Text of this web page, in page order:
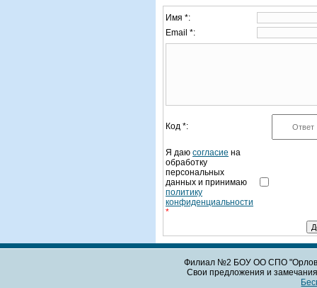
Имя *:
Email *:
Код *:
Я даю согласие на
обработку
персональных
данных и принимаю
политику
конфиденциальности
*
Филиал №2 БОУ ОО СПО
Свои предложения и